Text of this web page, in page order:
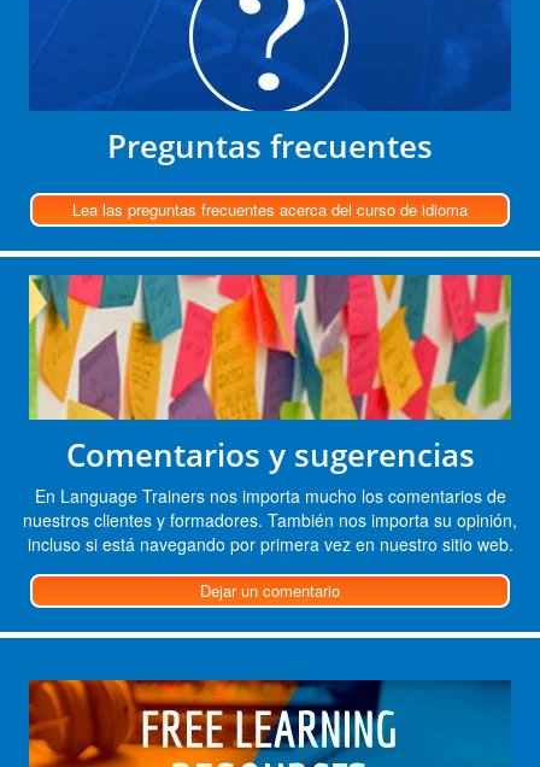
Preguntas frecuentes
Lea las preguntas frecuentes acerca del curso de idioma
Comentarios y sugerencias
En Language Trainers nos importa mucho los comentarios de
nuestros clientes y formadores. También nos importa su opinión,
incluso si está navegando por primera vez en nuestro sitio web.
Dejar un comentario